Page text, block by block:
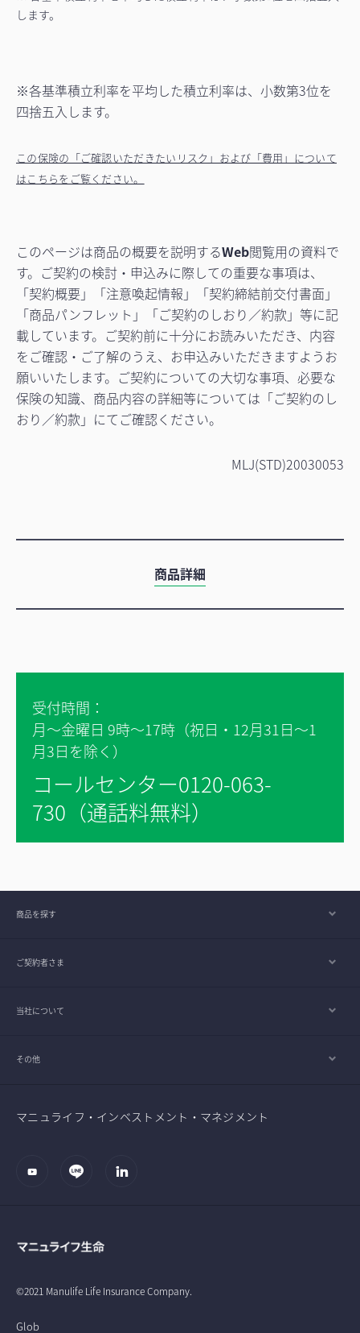
します。
※各基準積立利率を平均した積立利率は、小数第3位を
四捨五入します。
この保険の「ご確認いただきたいリスク」および「費用」について
はこちらをご覧ください。
このページは商品の概要を説明するWeb閲覧用の資料で
す。ご契約の検討・申込みに際しての重要な事項は、
「契約概要」「注意喚起情報」「契約締結前交付書面」
「商品パンフレット」「ご契約のしおり／約款」等に記
載しています。ご契約前に十分にお読みいただき、内容
をご確認・ご了解のうえ、お申込みいただきますようお
願いいたします。ご契約についての大切な事項、必要な
保険の知識、商品内容の詳細等については「ご契約のし
おり／約款」にてご確認ください。
MLJ(STD)20030053
商品詳細
受付時間：
月～金曜日 9時～17時（祝日・12月31日～1
月3日を除く）
コールセンター0120-063-
730（通話料無料）
商品を探す
ご契約者さま
当社について
その他
マニュライフ・インベストメント・マネジメント
©2021 Manulife Life Insurance Company.
Glob